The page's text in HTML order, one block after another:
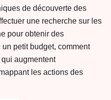
de découverte des
une recherche sur les
pour obtenir des
petit budget, comment
augmentent
les actions des